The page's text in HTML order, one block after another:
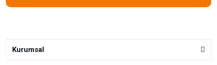
Kurumsal